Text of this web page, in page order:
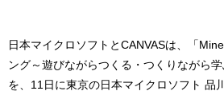
日本マイクロソフトとCANVASは、「
ング～遊びながらつくる・つくりながら
を、11日に東京の日本マイクロソフト 品